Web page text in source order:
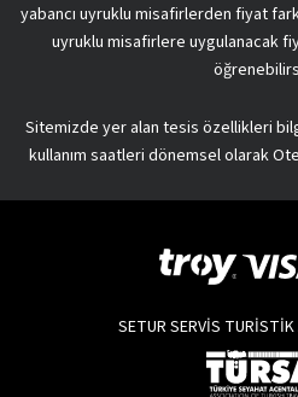
yabancı uyruklu misafirlerden fiyat
uyruklu misafirlere uygulanacak
Sitemizde yer alan tesis özellikleri
kullanım saatleri dönemsel olarak
SETUR SERVİS TURİSTİK